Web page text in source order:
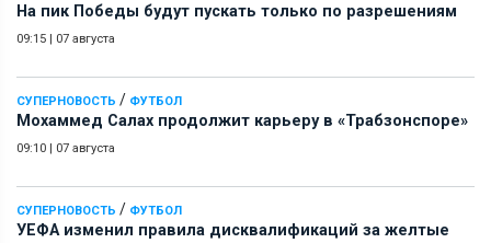
На пик Победы будут пускать только по разрешениям
09:15 | 07 августа
СУПЕРНОВОСТЬ / ФУТБОЛ
Мохаммед Салах продолжит карьеру в «Трабзонспоре»
09:10 | 07 августа
СУПЕРНОВОСТЬ / ФУТБОЛ
УЕФА изменил правила дисквалификаций за желтые